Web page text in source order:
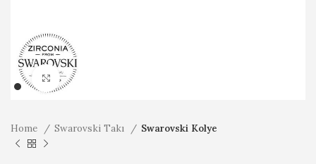
Klicken um zu vergrößern
Home Swarovski Takı Swarovski Kolye